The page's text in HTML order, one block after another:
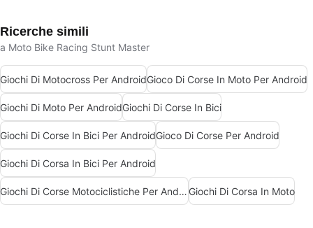
Ricerche simili
a Moto Bike Racing Stunt Master
Giochi Di Motocross Per AndroidGioco Di Corse In Moto Per Android
Giochi Di Moto Per AndroidGiochi Di Corse In Bici
Giochi Di Corse In Bici Per AndroidGioco Di Corse Per Android
Giochi Di Corsa In Bici Per Android
Giochi Di Corse Motociclistiche Per Android Giochi Di Corsa In Moto